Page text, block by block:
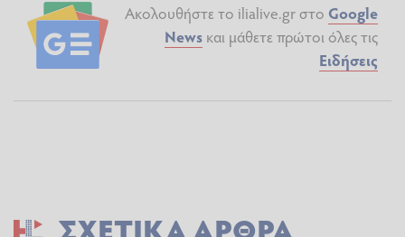
Ακολουθήστε το ilialive.gr στο Google
News και μάθετε πρώτοι όλες τις
Ειδήσεις